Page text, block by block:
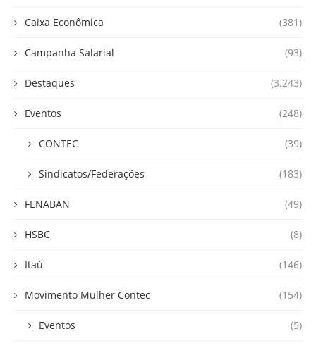
Caixa Econômica (381)
Campanha Salarial (93)
Destaques (3.243)
Eventos (248)
CONTEC (39)
Sindicatos/Federações (183)
FENABAN (49)
HSBC (8)
Itaú (146)
Movimento Mulher Contec (154)
Eventos (5)